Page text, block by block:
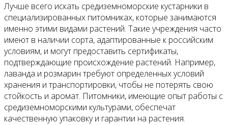
Лучше всего искать средиземноморские кустарники в
специализированных питомниках, которые занимаются
именно этими видами растений. Такие учреждения часто
имеют в наличии сорта, адаптированные к российским
условиям, и могут предоставить сертификаты,
подтверждающие происхождение растений. Например,
лаванда и розмарин требуют определенных условий
хранения и транспортировки, чтобы не потерять свою
стойкость и аромат. Питомники, имеющие опыт работы с
средиземноморскими культурами, обеспечат
качественную упаковку и гарантии на растения.